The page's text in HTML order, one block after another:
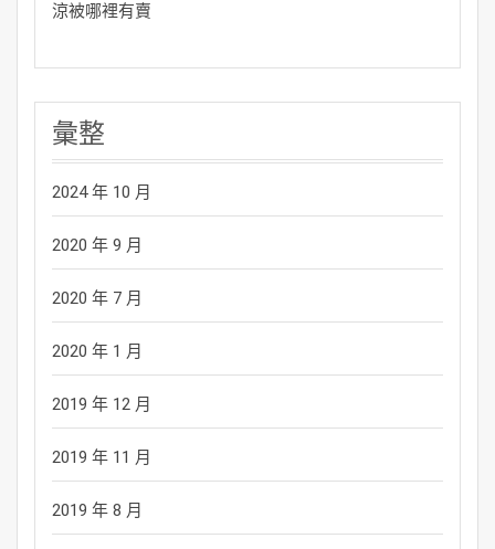
涼被哪裡有賣
彙整
2024 年 10 月
2020 年 9 月
2020 年 7 月
2020 年 1 月
2019 年 12 月
2019 年 11 月
2019 年 8 月